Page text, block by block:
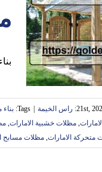
بناء
راس الخيمة Tags:
, مظلات خشبية الامارات,
متحركة الامارات, مظلات مسابح